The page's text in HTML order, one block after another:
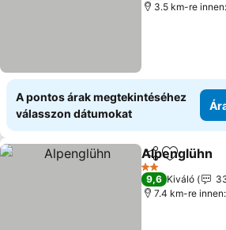
3.5 km-re
A pontos árak megtekintéséhez
válasszon dátumokat
Megosztás
Alpenglühn
2 Kategória
9,6 Kiváló
7.4 km-re